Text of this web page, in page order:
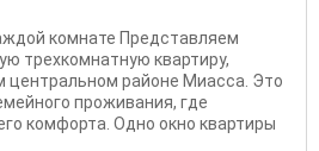
комнате Представляем
трехкомнатную квартиру,
районе Миасса. Это
проживания, где
комфорта. Одно окно квартиры